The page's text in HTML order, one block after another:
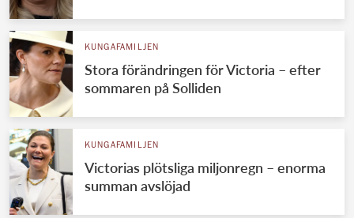
KUNGAFAMILJEN
Stora förändringen för Victoria – efter
sommaren på Solliden
KUNGAFAMILJEN
Victorias plötsliga miljonregn – enorma
summan avslöjad